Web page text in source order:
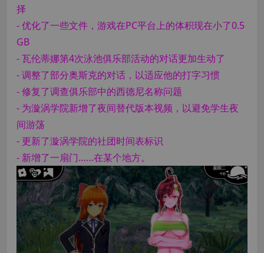
择
- 优化了一些文件，游戏在PC平台上的体积现在小了0.5
GB
- 瓦伦蒂娜第4次泳池俱乐部活动的对话更加生动了
- 调整了部分奥斯克的对话，以适应他的打字习惯
- 修复了调查俱乐部中的西德尼名称问题
- 为漩涡学院新增了夜间替代版本视频，以避免学生夜
间游荡
- 更新了漩涡学院的社团时间表标识
- 新增了一扇门……在某个地方。